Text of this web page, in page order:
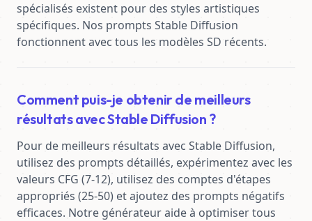
spécialisés existent pour des styles artistiques
spécifiques. Nos prompts Stable Diffusion
fonctionnent avec tous les modèles SD récents.
Comment puis-je obtenir de meilleurs
résultats avec Stable Diffusion ?
Pour de meilleurs résultats avec Stable Diffusion,
utilisez des prompts détaillés, expérimentez avec les
valeurs CFG (7-12), utilisez des comptes d'étapes
appropriés (25-50) et ajoutez des prompts négatifs
efficaces. Notre générateur aide à optimiser tous